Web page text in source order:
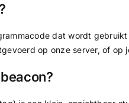
dat wordt
op onze server, of op